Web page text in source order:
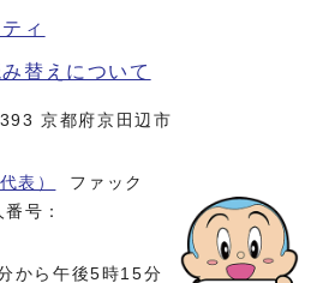
ィ
替えについて
京都府京田辺市
表）
ファック
号：
から午後5時15分